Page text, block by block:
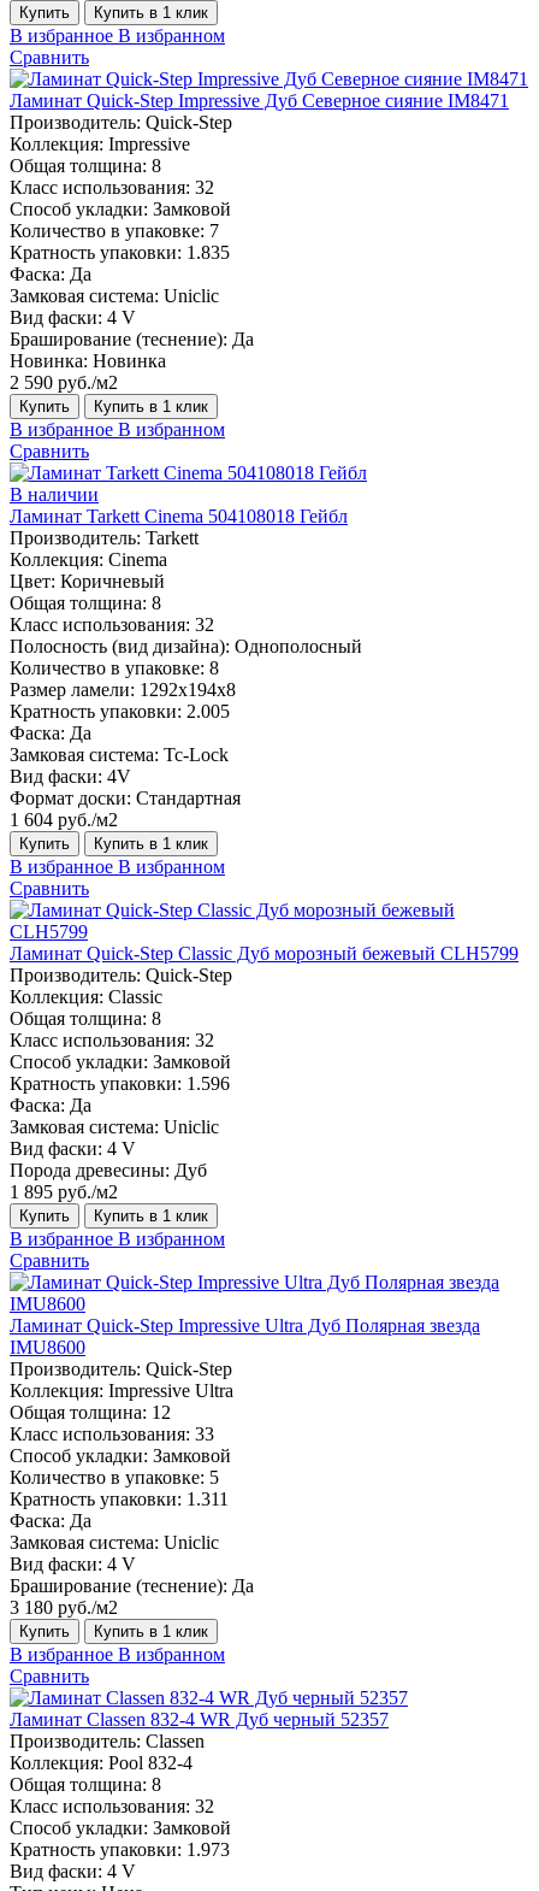
Купить Купить в 1 клик
В избранное В избранном
Сравнить
Ламинат Quick-Step Impressive Дуб Северное сияние IM8471
Производитель: Quick-Step
Коллекция: Impressive
Общая толщина: 8
Класс использования: 32
Способ укладки: Замковой
Количество в упаковке: 7
Кратность упаковки: 1.835
Фаска: Да
Замковая система: Uniclic
Вид фаски: 4 V
Браширование (теснение): Да
Новинка: Новинка
2 590 руб./м2
Купить Купить в 1 клик
В избранное В избранном
Сравнить
В наличии
Ламинат Tarkett Cinema 504108018 Гейбл
Производитель: Tarkett
Коллекция: Cinema
Цвет: Коричневый
Общая толщина: 8
Класс использования: 32
Полосность (вид дизайна): Однополосный
Количество в упаковке: 8
Размер ламели: 1292х194х8
Кратность упаковки: 2.005
Фаска: Да
Замковая система: Tc-Lock
Вид фаски: 4V
Формат доски: Стандартная
1 604 руб./м2
Купить Купить в 1 клик
В избранное В избранном
Сравнить
Ламинат Quick-Step Classic Дуб морозный бежевый CLH5799
Производитель: Quick-Step
Коллекция: Classic
Общая толщина: 8
Класс использования: 32
Способ укладки: Замковой
Кратность упаковки: 1.596
Фаска: Да
Замковая система: Uniclic
Вид фаски: 4 V
Порода древесины: Дуб
1 895 руб./м2
Купить Купить в 1 клик
В избранное В избранном
Сравнить
Ламинат Quick-Step Impressive Ultra Дуб Полярная звезда
IMU8600
Производитель: Quick-Step
Коллекция: Impressive Ultra
Общая толщина: 12
Класс использования: 33
Способ укладки: Замковой
Количество в упаковке: 5
Кратность упаковки: 1.311
Фаска: Да
Замковая система: Uniclic
Вид фаски: 4 V
Браширование (теснение): Да
3 180 руб./м2
Купить Купить в 1 клик
В избранное В избранном
Сравнить
Ламинат Classen 832-4 WR Дуб черный 52357
Производитель: Classen
Коллекция: Pool 832-4
Общая толщина: 8
Класс использования: 32
Способ укладки: Замковой
Кратность упаковки: 1.973
Вид фаски: 4 V